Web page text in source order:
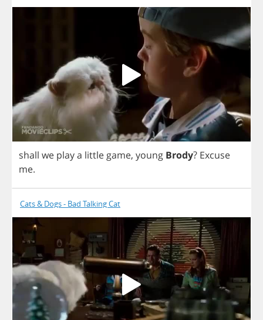
shall we playa little game, young Brody? Excuse
me.
Cats & Dogs - Bad Talking Cat